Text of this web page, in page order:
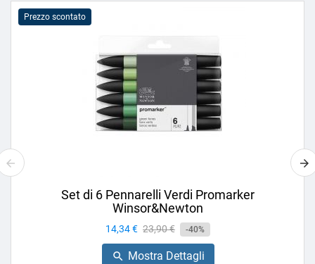
Prezzo scontato
Set di 6 Pennarelli Verdi Promarker
Winsor&Newton
Prezzo
14,34 € Prezzo
base
23,90 € -40%
 Mostra Dettagli